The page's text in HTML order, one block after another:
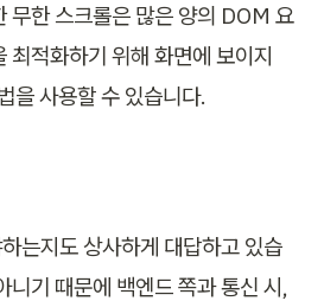
무한 스크롤은 많은 양의 DOM 요
적화하기 위해 화면에 보이지
을 사용할 수 있습니다.
는지도 상사하게 대답하고 있습
니기 때문에 백엔드 쪽과 통신 시,